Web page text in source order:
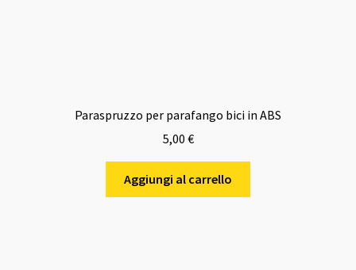
Paraspruzzo per parafango bici in ABS
5,00 €
Aggiungi al carrello